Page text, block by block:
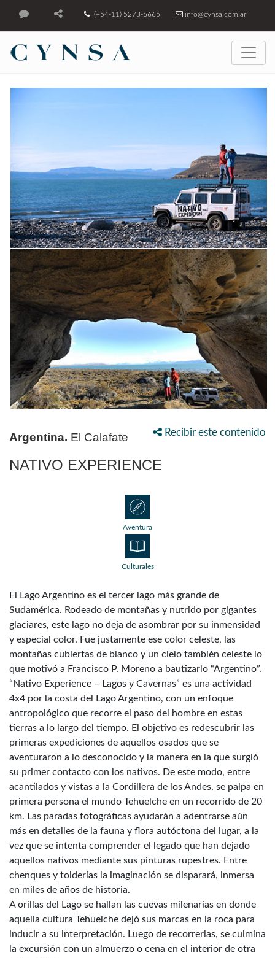
(+54-11) 5273-6665 info@cynsa.com.ar
Recibir este contenido
Argentina. El Calafate
NATIVO EXPERIENCE
Aventura
Culturales
El Lago Argentino es el tercer lago más grande de
Sudamérica. Rodeado de montañas y nutrido por gigantes
glaciares, este lago no deja de asombrar por su inmensidad
y especial color. Fue justamente ese color celeste, las
montañas cubiertas de blanco y un cielo también celeste lo
que motivó a Francisco P. Moreno a bautizarlo “Argentino”.
“Nativo Experience – Lagos y Cavernas” es una actividad
4x4 por la costa del Lago Argentino, con un enfoque
antropológico que recorre el paso del hombre en estas
tierras a lo largo del tiempo. El objetivo es redescubrir las
primeras expediciones de aquellos osados que se
aventuraron a lo desconocido y la manera en la que surgió
su primer contacto con los nativos. De este modo, entre
acantilados y vistas a la Cordillera de los Andes, se palpa en
primera persona el mundo Tehuelche en un recorrido de 20
km. Las paradas fotográficas ayudarán a adentrarse aún
más en detalles de la fauna y flora autóctona del lugar, a la
vez que se intenta comprender el legado que han dejado
aquellos nativos mediante sus pinturas rupestres. Entre
chenques y tolderías la imaginación se disparará, inmersa
en miles de años de historia.
A orillas del Lago se hallan las cuevas milenarias en donde
aquella cultura Tehuelche dejó sus marcas en la roca para
inducir a su interpretación. Luego de recorrerlas, se culmina
la excursión con un almuerzo o cena en el interior de otra